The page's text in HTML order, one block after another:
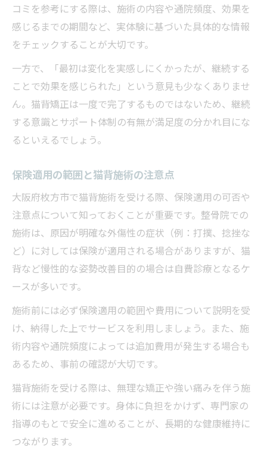
コミを参考にする際は、施術の内容や通院頻度、効果を
感じるまでの期間など、実体験に基づいた具体的な情報
をチェックすることが大切です。
一方で、「最初は変化を実感しにくかったが、継続する
ことで効果を感じられた」という意見も少なくありませ
ん。猫背矯正は一度で完了するものではないため、継続
する意識とサポート体制の有無が満足度の分かれ目にな
るといえるでしょう。
保険適用の範囲と猫背施術の注意点
大阪府枚方市で猫背施術を受ける際、保険適用の可否や
注意点について知っておくことが重要です。整骨院での
施術は、原因が明確な外傷性の症状（例：打撲、捻挫な
ど）に対しては保険が適用される場合がありますが、猫
背など慢性的な姿勢改善目的の場合は自費診療となるケ
ースが多いです。
施術前には必ず保険適用の範囲や費用について説明を受
け、納得した上でサービスを利用しましょう。また、施
術内容や通院頻度によっては追加費用が発生する場合も
あるため、事前の確認が大切です。
猫背施術を受ける際は、無理な矯正や強い痛みを伴う施
術には注意が必要です。身体に負担をかけず、専門家の
指導のもとで安全に進めることが、長期的な健康維持に
つながります。